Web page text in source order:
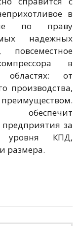
в
по праву
надежных
в
областях: от
производства,
обеспечит
за
уровня КПД,
размера.